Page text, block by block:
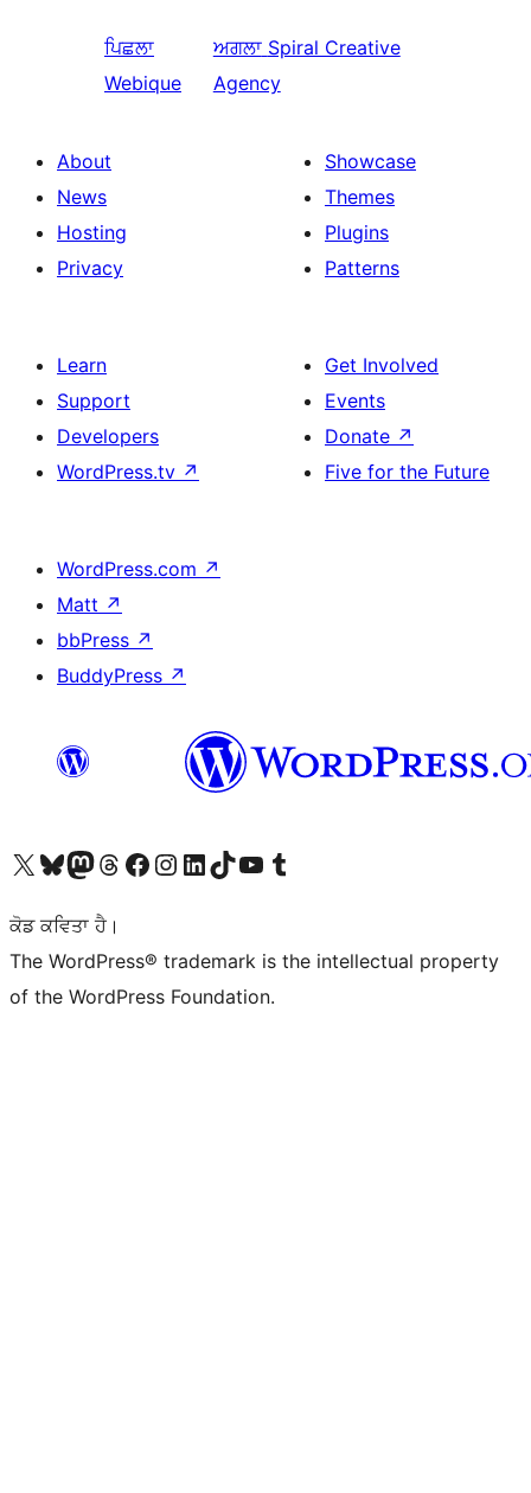
ਪਿਛਲਾ
Webique
ਅਗਲਾ Spiral Creative
Agency
About
News
Hosting
Privacy
Showcase
Themes
Plugins
Patterns
Learn
Support
Developers
WordPress.tv ↗
Get Involved
Events
Donate ↗
Five for the Future
WordPress.com ↗
Matt ↗
bbPress ↗
BuddyPress ↗
Visit our X (formerly Twitter) account
Visit our Bluesky account
Visit our Mastodon account
Visit our Threads account
Visit our Facebook page
Visit our Instagram account
Visit our LinkedIn account
Visit our TikTok account
Visit our YouTube channel
Visit our Tumblr account
ਕੋਡ ਕਵਿਤਾ ਹੈ।
The WordPress® trademark is the intellectual property
of the WordPress Foundation.